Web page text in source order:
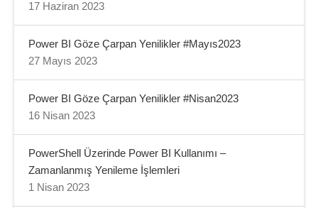
17 Haziran 2023
Power BI Göze Çarpan Yenilikler #Mayıs2023
27 Mayıs 2023
Power BI Göze Çarpan Yenilikler #Nisan2023
16 Nisan 2023
PowerShell Üzerinde Power BI Kullanımı –
Zamanlanmış Yenileme İşlemleri
1 Nisan 2023